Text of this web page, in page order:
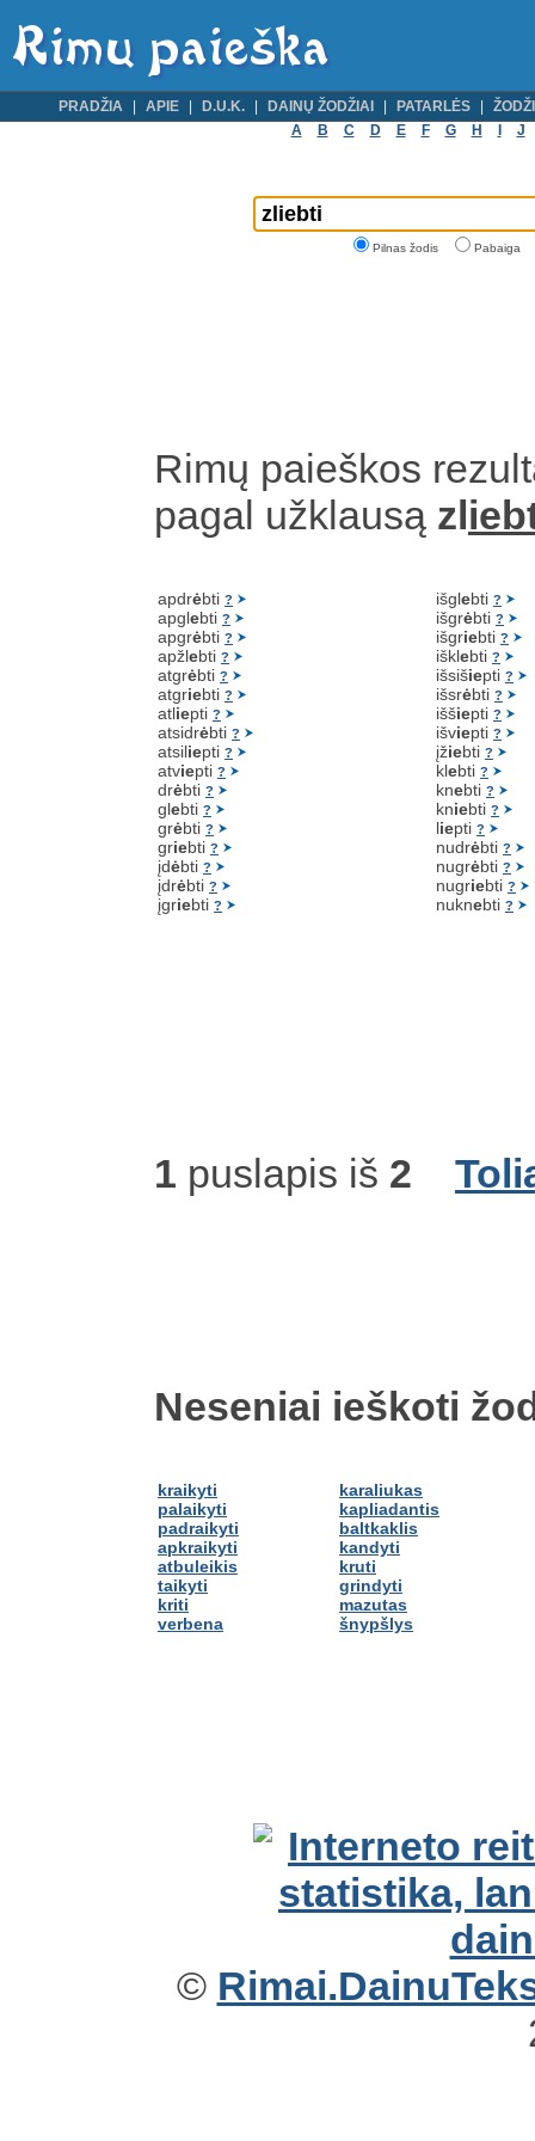
PRADŽIA APIE D.U.K. DAINŲ ŽODŽIAI PATARLĖS
A
B C D E F G H J
Pilnas žodis Pabaiga
Rimų paieškos
pagal užklausą zl
apdrėbti ?
apglebti ?
apgrėbti ?
apžlebti ?
atgrėbti ?
atgriebti ?
atliepti ?
atsidrėbti ?
atsiliepti ?
atviepti ?
drėbti ?
glebti ?
grėbti ?
griebti ?
įdėbti ?
įdrėbti ?
įgriebti ?
išglebti ?
išgrėbti ?
išgriebti ?
išklebti ?
išsišiepti ?
išsrėbti ?
iššiepti ?
išviepti ?
įžiebti ?
klebti ?
knebti ?
kniebti ?
liepti ?
nudrėbti ?
nugrėbti ?
nugriebti ?
nuknebti ?
1 puslapis iš 2
Neseniai ieškoti
kraikyti
palaikyti
padraikyti
apkraikyti
atbuleikis
taikyti
kriti
verbena
karaliukas
kapliadantis
baltkaklis
kandyti
kruti
grindyti
mazutas
šnypšlys
©